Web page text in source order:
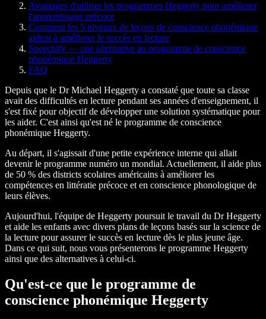
Avantages d'utiliser les programmes Heggerty pour améliorer
l'apprentissage précoce
Comment les 5 niveaux de leçons de conscience phonémique
aident à améliorer le succès en lecture
Speechify — une alternative au programme de conscience
phonémique Heggerty
FAQ
Depuis que le Dr Michael Heggerty a constaté que toute sa classe
avait des difficultés en lecture pendant ses années d'enseignement, il
s'est fixé pour objectif de développer une solution systématique pour
les aider. C'est ainsi qu'est né le programme de conscience
phonémique Heggerty.
Au départ, il s'agissait d'une petite expérience interne qui allait
devenir le programme numéro un mondial. Actuellement, il aide plus
de 50 % des districts scolaires américains à améliorer les
compétences en littératie précoce et en conscience phonologique de
leurs élèves.
Aujourd'hui, l'équipe de Heggerty poursuit le travail du Dr Heggerty
et aide les enfants avec divers plans de leçons basés sur la science de
la lecture pour assurer le succès en lecture dès le plus jeune âge.
Dans ce qui suit, nous vous présenterons le programme Heggerty
ainsi que des alternatives à celui-ci.
Qu'est-ce que le programme de
conscience phonémique Heggerty